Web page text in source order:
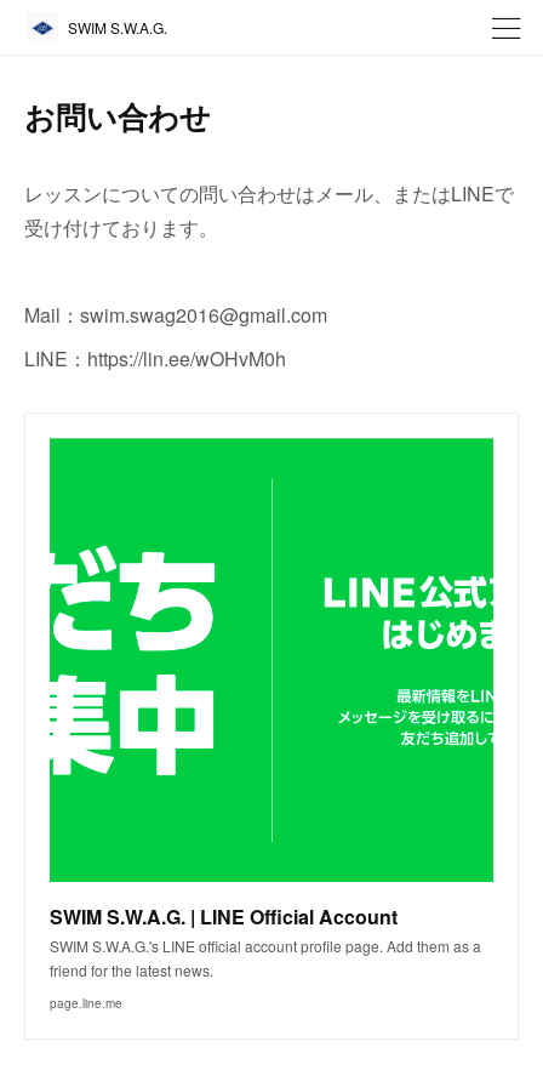
SWIM S.W.A.G.
お問い合わせ
レッスンについての問い合わせはメール、またはLINEで
受け付けております。
Mail：swim.swag2016@gmail.com
LINE：https://lin.ee/wOHvM0h
SWIM S.W.A.G. | LINE Official Account
SWIM S.W.A.G.'s LINE official account profile page. Add them as a
friend for the latest news.
page.line.me